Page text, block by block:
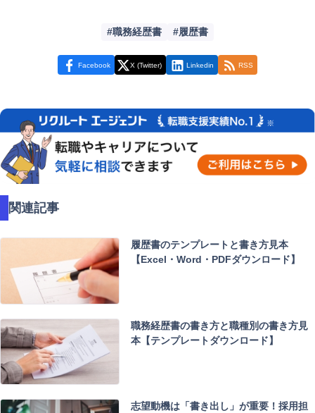
職務経歴書 履歴書
Facebook X (Twitter) Linkedin RSS
関連記事
履歴書のテンプレートと書き方見本
【Excel・Word・PDFダウンロード】
職務経歴書の書き方と職種別の書き方見
本【テンプレートダウンロード】
志望動機は「書き出し」が重要！採用担